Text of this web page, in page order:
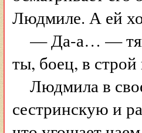
Людмиле. А ей
— Да-а… —
ты, боец, в
Людмила в
сестринскую и